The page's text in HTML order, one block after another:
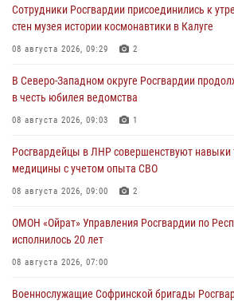
Сотрудники Росгвардии присоединились к
стен музея истории космонавтики в Калуге
08 августа 2026, 09:29 2
В Северо-Западном округе Росгвардии
в честь юбилея ведомства
08 августа 2026, 09:03 1
Росгвардейцы в ЛНР совершенствуют навыки
медицины с учетом опыта СВО
08 августа 2026, 09:00 2
ОМОН «Ойрат» Управления Росгвардии по
исполнилось 20 лет
08 августа 2026, 07:00
Военнослужащие Софринской бригады